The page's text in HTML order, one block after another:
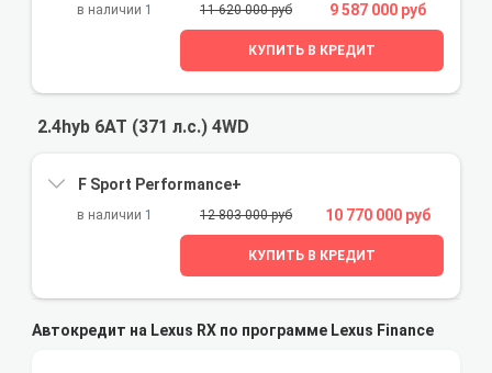
1 11 620 000 руб 9 587 000 руб
КУПИТЬ В КРЕДИТ
2.4hyb 6AT (371 л.с.) 4WD
F Sport Performance+
1 12 803 000 руб 10 770 000 руб
КУПИТЬ В КРЕДИТ
Автокредит на Lexus RX по программе Lexus Finance